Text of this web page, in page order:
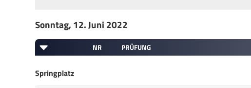
Sonntag, 12. Juni 2022
NR PRÜFUNG
Springplatz